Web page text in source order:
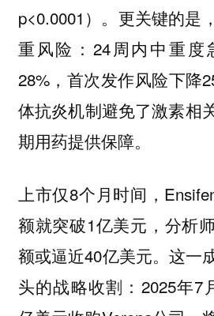
p<0.0001）。更关键的是
重风险：24周内中重度
28%，首次发作风险下降
体抗炎机制避免了激素相
期用药提供保障。
上市仅8个月时间，
额就突破1亿美元，分析
额或逼近40亿美元。这一
头的战略收割：2025年7